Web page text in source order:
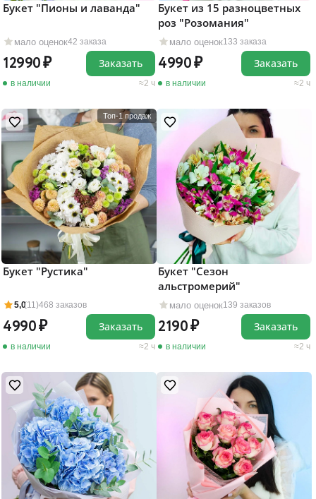
мало оценок42 заказа
Букет "Пионы и лаванда"
12990
в наличии 2 ч
Заказать
мало оценок133 заказа
Букет из 15 разноцветных
роз "Розомания"
4990
в наличии 2 ч
Заказать
Топ-1 продаж
5,0(11)468 заказов
Букет "Рустика"
4990
в наличии 2 ч
Заказать
мало оценок139 заказов
Букет "Сезон
альстромерий"
2190
в наличии 2 ч
Заказать